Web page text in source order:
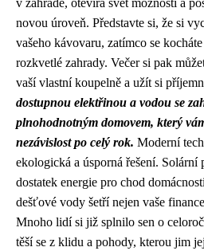
v zahradě, otevírá svět možností a
novou úroveň. Představte si, že si
vašeho kávovaru, zatímco se
rozkvetlé zahrady. Večer si pak
vaší vlastní koupelně a užít si
dostupnou elektřinou a vodou se
plnohodnotným domovem, který
nezávislost po celý rok. Moderní
ekologická a úsporná řešení. Solární
dostatek energie pro chod
dešťové vody šetří nejen vaše
Mnoho lidí si již splnilo sen o
těší se z klidu a pohody, kterou jim